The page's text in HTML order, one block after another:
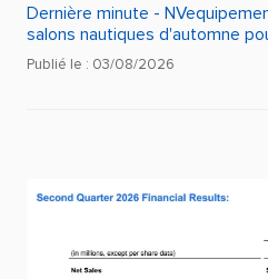
Dernière minute -
salons nautiques d'automne
Publié le : 03/08/2026